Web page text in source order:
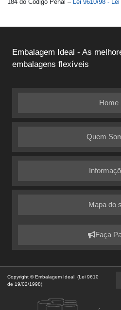
184 do Código Penal – Lei 9610/98 -
Embalagem Ideal - As
embalagens flexíveis
Home
Quem
Mapa do
Faça
Copyright © Embalagem Ideal. (Lei 9610
de 19/02/1998)